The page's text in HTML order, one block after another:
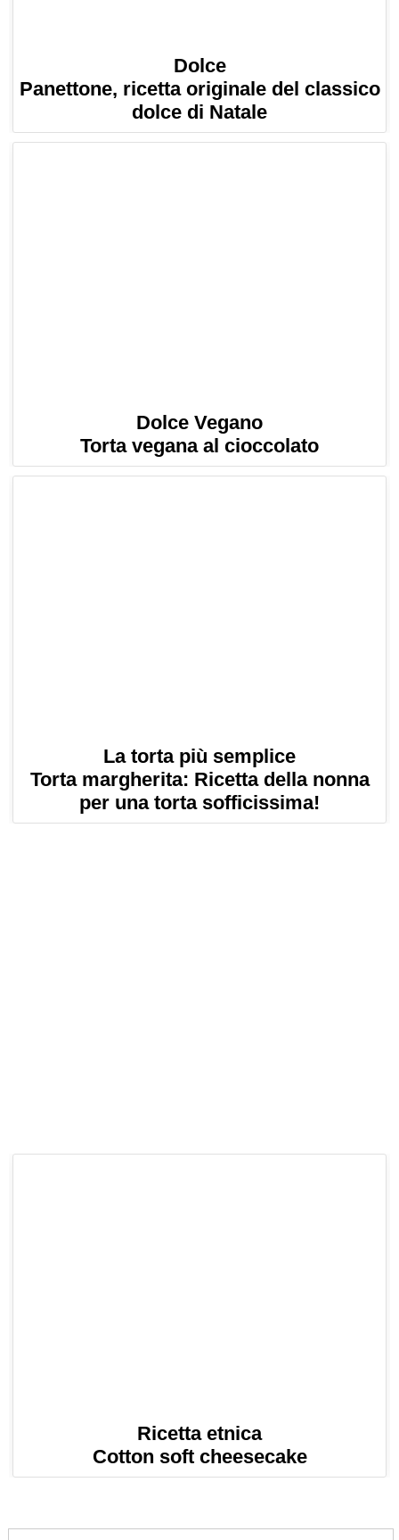
Dolce
Panettone, ricetta originale del classico
dolce di Natale
Dolce Vegano
Torta vegana al cioccolato
La torta più semplice
Torta margherita: Ricetta della nonna
per una torta sofficissima!
Ricetta etnica
Cotton soft cheesecake